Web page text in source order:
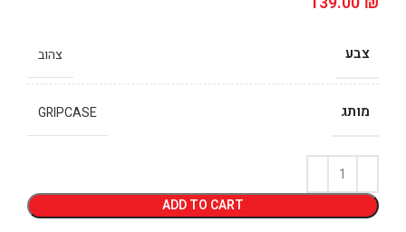
צבע צהוב
מותג GRIPCASE
ADD TO CART